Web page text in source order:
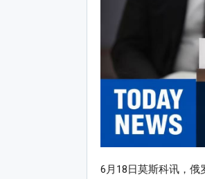
6月18日莫斯科讯，俄